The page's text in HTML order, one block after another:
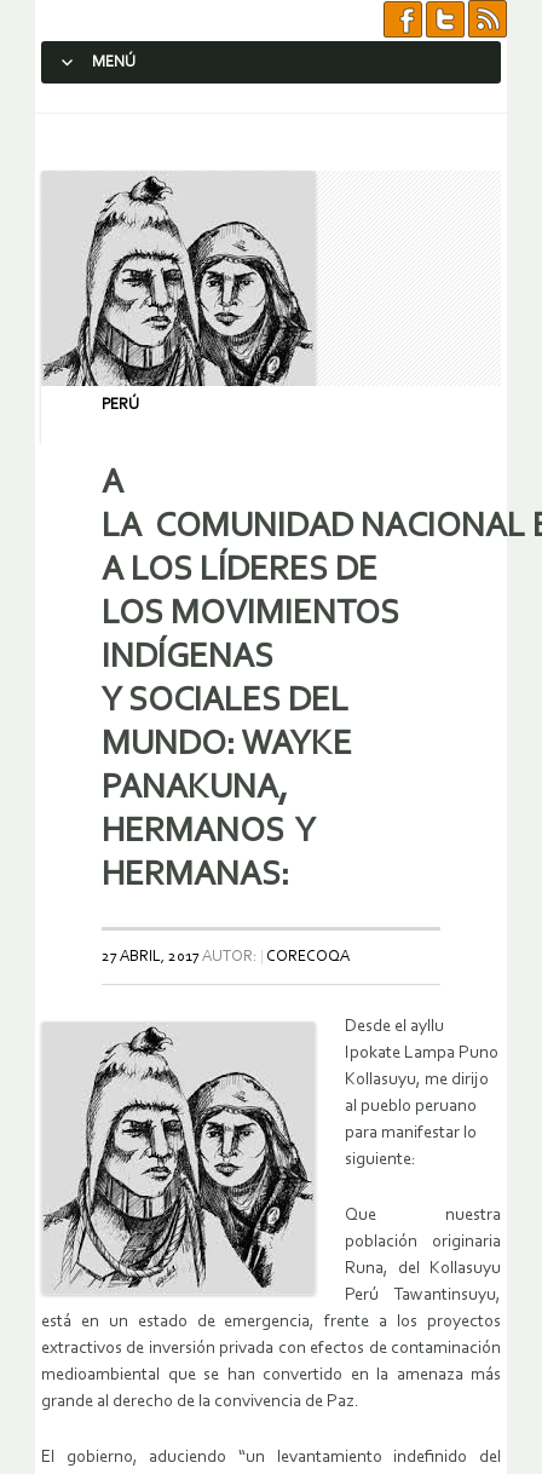
MENÚ
PERÚ
A
LA COMUNIDAD NACIONAL
A LOS LÍDERES DE
LOS MOVIMIENTOS
INDÍGENAS
Y SOCIALES DEL
MUNDO: WAYKE
PANAKUNA,
HERMANOS Y
HERMANAS:
27 ABRIL, 2017AUTOR: CORECOQA
Desde el ayllu
Ipokate Lampa Puno
Kollasuyu, me dirijo
al pueblo peruano
para manifestar lo
siguiente:
Que nuestra
población originaria
Runa, del Kollasuyu
Perú Tawantinsuyu,
está en un estado de emergencia, frente a los proyectos
extractivos de inversión privada con efectos de contaminación
medioambiental que se han convertido en la amenaza más
grande al derecho de la convivencia de Paz.
El gobierno, aduciendo “un levantamiento indefinido del